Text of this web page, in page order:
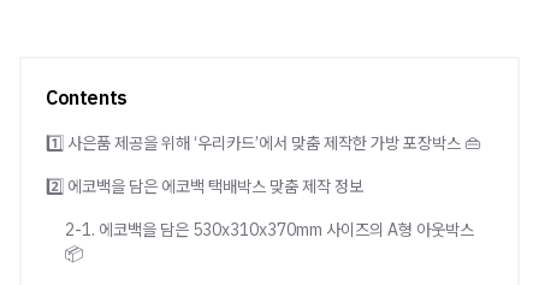
Contents
1️⃣ 사은품 제공을 위해 ‘우리카드’에서 맞춤 제작한 가방 포장박스 👜
2️⃣ 에코백을 담은 에코백 택배박스 맞춤 제작 정보
2-1. 에코백을 담은 530x310x370mm 사이즈의 A형 아웃박스
📦